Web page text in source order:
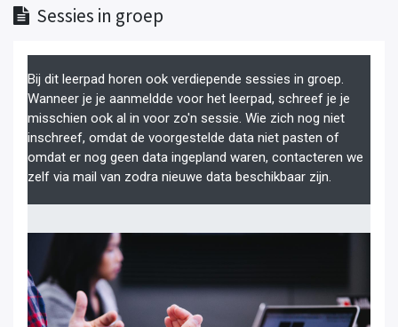
Sessies in groep
Bij dit leerpad horen ook verdiepende sessies in groep.
Wanneer je je aanmeldde voor het leerpad, schreef je je
misschien ook al in voor zo'n sessie. Wie zich nog niet
inschreef, omdat de voorgestelde data niet pasten of
omdat er nog geen data ingepland waren, contacteren we
zelf via mail van zodra nieuwe data beschikbaar zijn.